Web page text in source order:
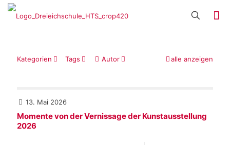
Kategorien Tags Autor alle anzeigen
13. Mai 2026
Momente von der Vernissage der Kunstausstellung
2026